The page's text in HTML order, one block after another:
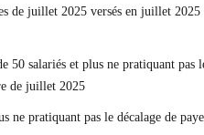
de juillet 2025 versés en juillet
salariés et plus ne pratiquant
de juillet 2025
ne pratiquant pas le décalage de